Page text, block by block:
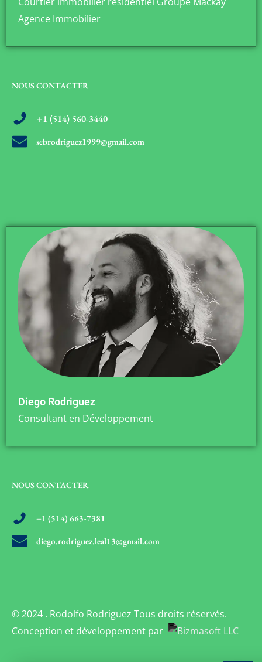
Agence Immobilier
NOUS CONTACTER
+1 (514) 560-3440
sebrodriguez1999@gmail.com
Diego Rodriguez
Consultant en Développement
NOUS CONTACTER
+1 (514) 663-7381
diego.rodriguez.leal13@gmail.com
© 2024 . Rodolfo Rodriguez Tous droits réservés.
Conception et développement par